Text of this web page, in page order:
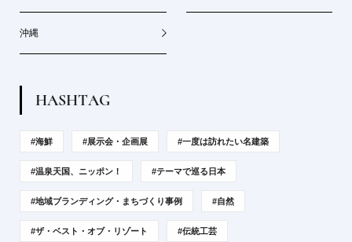
沖縄
HASHTAG
#海鮮 #展示会・企画展 #一度は訪れたい名建築
#温泉天国、ニッポン！ #テーマで巡る日本
#地域ブランディング・まちづくり事例 #自然
#ザ・ベスト・オブ・リゾート #伝統工芸